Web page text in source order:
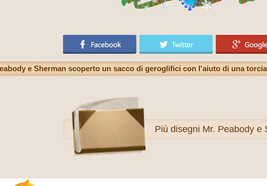
e Sherman scoperto un sacco di geroglifici con l'aiuto di una
Più disegni Mr. Peabody e